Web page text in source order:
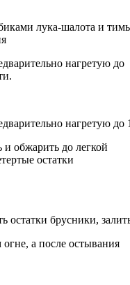
лука-шалота и
нагретую до
нагретую до
обжарить до легкой
остатки
остатки брусники,
а после остывания